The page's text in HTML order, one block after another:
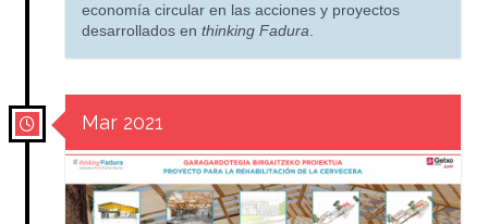
economía circular en las acciones y proyectos
desarrollados en thinking Fadura
Mar 2021